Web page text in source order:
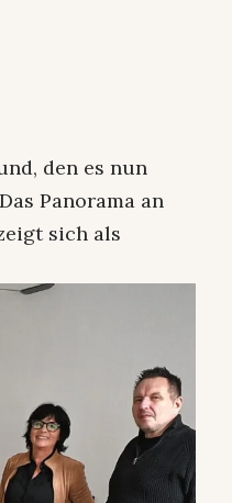
den es nun
Panorama an
sich als